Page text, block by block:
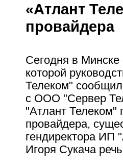
«Атлант
провайдера
Сегодня в Минске
которой
Телеком"
с ООО "Сервер
"Атлант Телеком"
провайдера,
гендиректора ИП
Игоря Сукача